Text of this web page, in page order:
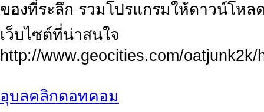
ของที่ระลึก รวมโปรแกรมให้ดาวน์โห
เว็บไซต์ที่น่าสนใจ
http://www.geocities.com/oatjunk2k/
อุบลคลิกดอทคอม